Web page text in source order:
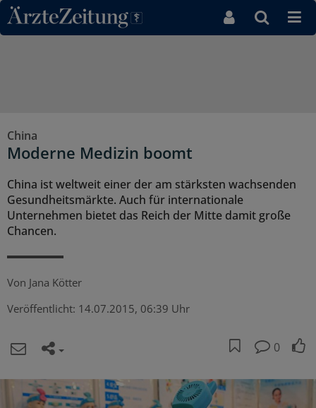
Direkt zum Inhaltsbereich
China
Moderne Medizin boomt
China ist weltweit einer der am stärksten wachsenden
Gesundheitsmärkte. Auch für internationale
Unternehmen bietet das Reich der Mitte damit große
Chancen.
Von Jana Kötter
Veröffentlicht: 14.07.2015, 06:39 Uhr
0